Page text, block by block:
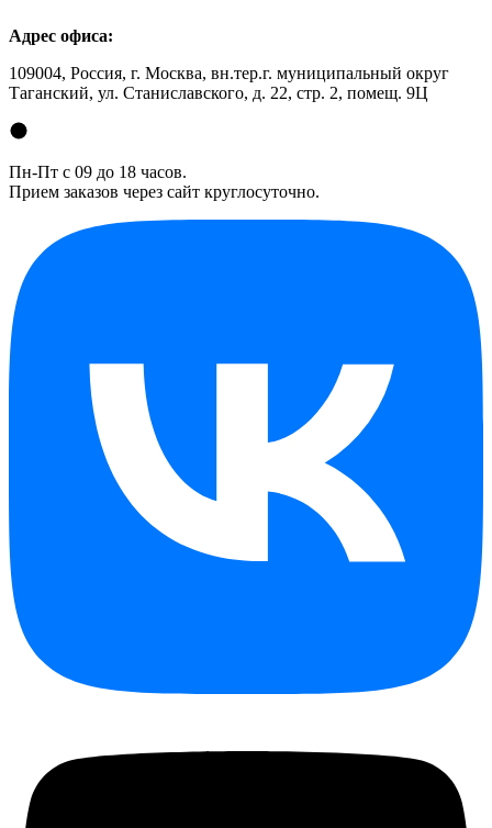
Адрес офиса:
109004, Россия, г. Москва, вн.тер.г. муниципальный округ
Таганский, ул. Станиславского, д. 22, стр. 2, помещ. 9Ц
Пн-Пт с 09 до 18 часов.
Прием заказов через сайт круглосуточно.